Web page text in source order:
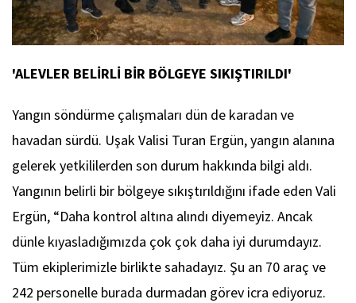
'ALEVLER BELİRLİ BİR BÖLGEYE SIKIŞTIRILDI'
Yangın söndürme çalışmaları dün de karadan ve
havadan sürdü. Uşak Valisi Turan Ergün, yangın alanına
gelerek yetkililerden son durum hakkında bilgi aldı.
Yangının belirli bir bölgeye sıkıştırıldığını ifade eden Vali
Ergün, “Daha kontrol altına alındı diyemeyiz. Ancak
dünle kıyasladığımızda çok çok daha iyi durumdayız.
Tüm ekiplerimizle birlikte sahadayız. Şu an 70 araç ve
242 personelle burada durmadan görev icra ediyoruz.